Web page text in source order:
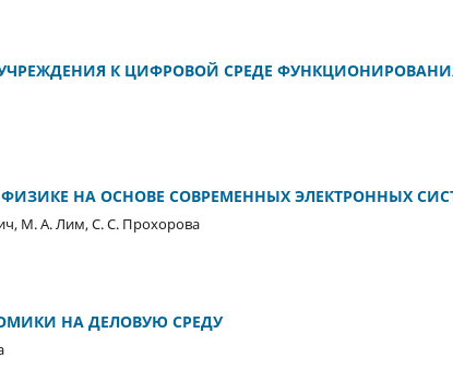
К ЦИФРОВОЙ СРЕДЕ
НА ОСНОВЕ СОВРЕМЕННЫХ ЭЛЕКТРОННЫХ
М. А. Лим, С. С. Прохорова
НА ДЕЛОВУЮ СРЕДУ